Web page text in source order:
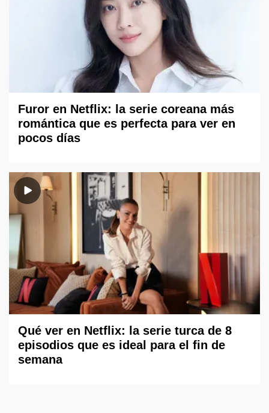
Furor en Netflix: la serie coreana más
romántica que es perfecta para ver en
pocos días
Qué ver en Netflix: la serie turca de 8
episodios que es ideal para el fin de
semana